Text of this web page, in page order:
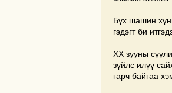
Бүх шашин
гэдэгт би
ХХ зууны
зүйлс илүү
гарч байгаа